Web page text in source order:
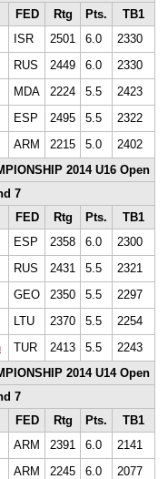
FED Rtg Pts.
TB1
ISR 2501 6.0
2330
RUS 2449 6.0
2330
MDA 2224 5.5
2423
ESP 2495 5.5
2322
ARM 2215 5.0
2402
2014 U16 Open
7
FED Rtg Pts.
TB1
ESP 2358 6.0
2300
RUS 2431 5.5
2321
GEO 2350 5.5
2297
LTU 2370 5.5
2254
TUR 2413 5.5
2243
2014 U14 Open
7
FED Rtg Pts.
TB1
ARM 2391 6.0
2141
ARM 2245 6.0
2077